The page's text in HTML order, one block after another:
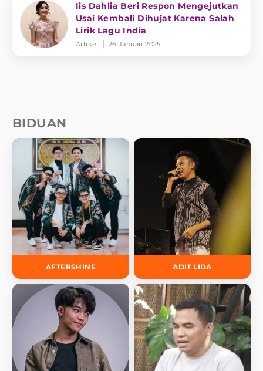
Iis Dahlia Beri Respon Mengejutkan
Usai Kembali Dihujat Karena Salah
Lirik Lagu India
Artikel 26 Januari 2025
BIDUAN
AFTERSHINE ADIT LIDA